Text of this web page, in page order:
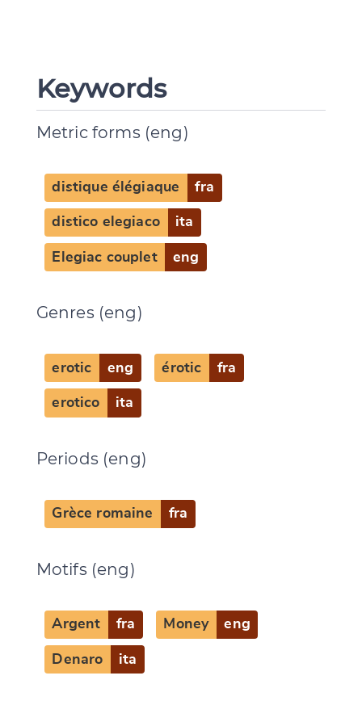
Keywords
Metric forms (eng)
distique élégiaque fra
distico elegiaco ita
Elegiac couplet eng
Genres (eng)
erotic eng érotic fra
erotico ita
Periods (eng)
Grèce romaine fra
Motifs (eng)
Argent fra Money eng
Denaro ita